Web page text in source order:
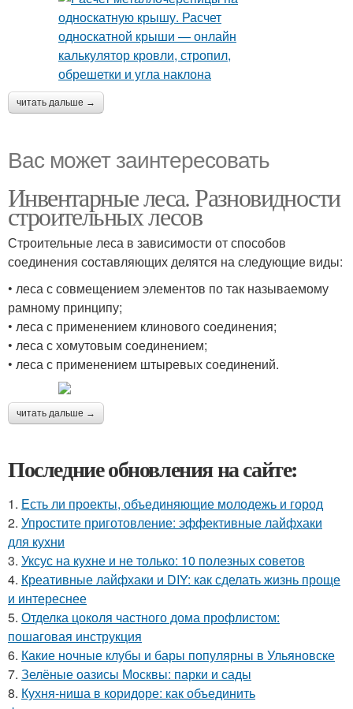
читать дальше →
Вас может заинтересовать
Инвентарные леса. Разновидности
строительных лесов
Строительные леса в зависимости от способов
соединения составляющих делятся на следующие виды:
• леса с совмещением элементов по так называемому
рамному принципу;
• леса с применением клинового соединения;
• леса с хомутовым соединением;
• леса с применением штыревых соединений.
читать дальше →
Последние обновления на сайте:
1. Есть ли проекты, объединяющие молодежь и город
2. Упростите приготовление: эффективные лайфхаки
для кухни
3. Уксус на кухне и не только: 10 полезных советов
4. Креативные лайфхаки и DIY: как сделать жизнь проще
и интереснее
5. Отделка цоколя частного дома профлистом:
пошаговая инструкция
6. Какие ночные клубы и бары популярны в Ульяновске
7. Зелёные оазисы Москвы: парки и сады
8. Кухня-ниша в коридоре: как объединить